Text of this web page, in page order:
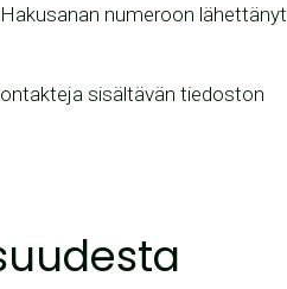
numeroon lähettänyt
sisältävän tiedoston